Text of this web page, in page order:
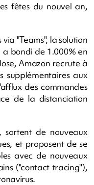
fêtes du nouvel an,
"Teams", la solution
bondi de 1.000% en
Amazon recrute à
supplémentaires aux
des commandes
de la distanciation
de nouveaux
et proposent de se
avec de nouveaux
("contact tracing"),